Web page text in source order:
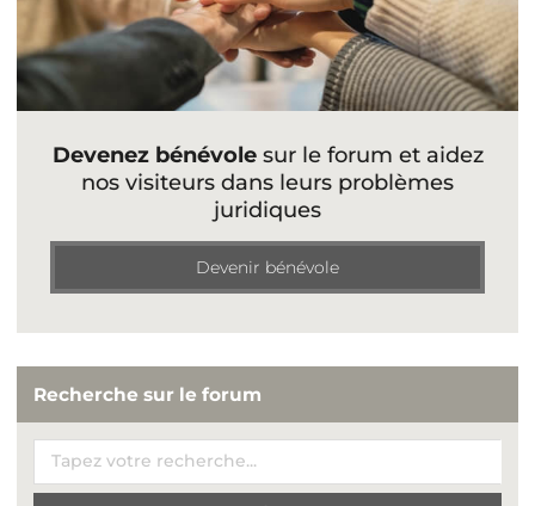
Devenez bénévolesur le forum et aidez
nos visiteurs dans leurs problèmes
juridiques
Devenir bénévole
Recherche sur le forum